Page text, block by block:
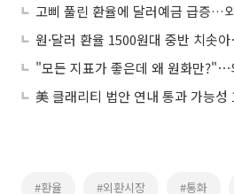
고삐 풀린 환율에 달러예금 급증…
#환율 #외환시장 #통화